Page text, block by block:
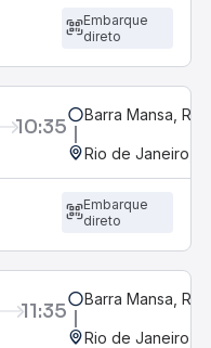
Embarque
direto
10:35 Barra Mansa, RJ
Rio de Janeiro,
Embarque
direto
11:35 Barra Mansa, RJ
Rio de Janeiro,